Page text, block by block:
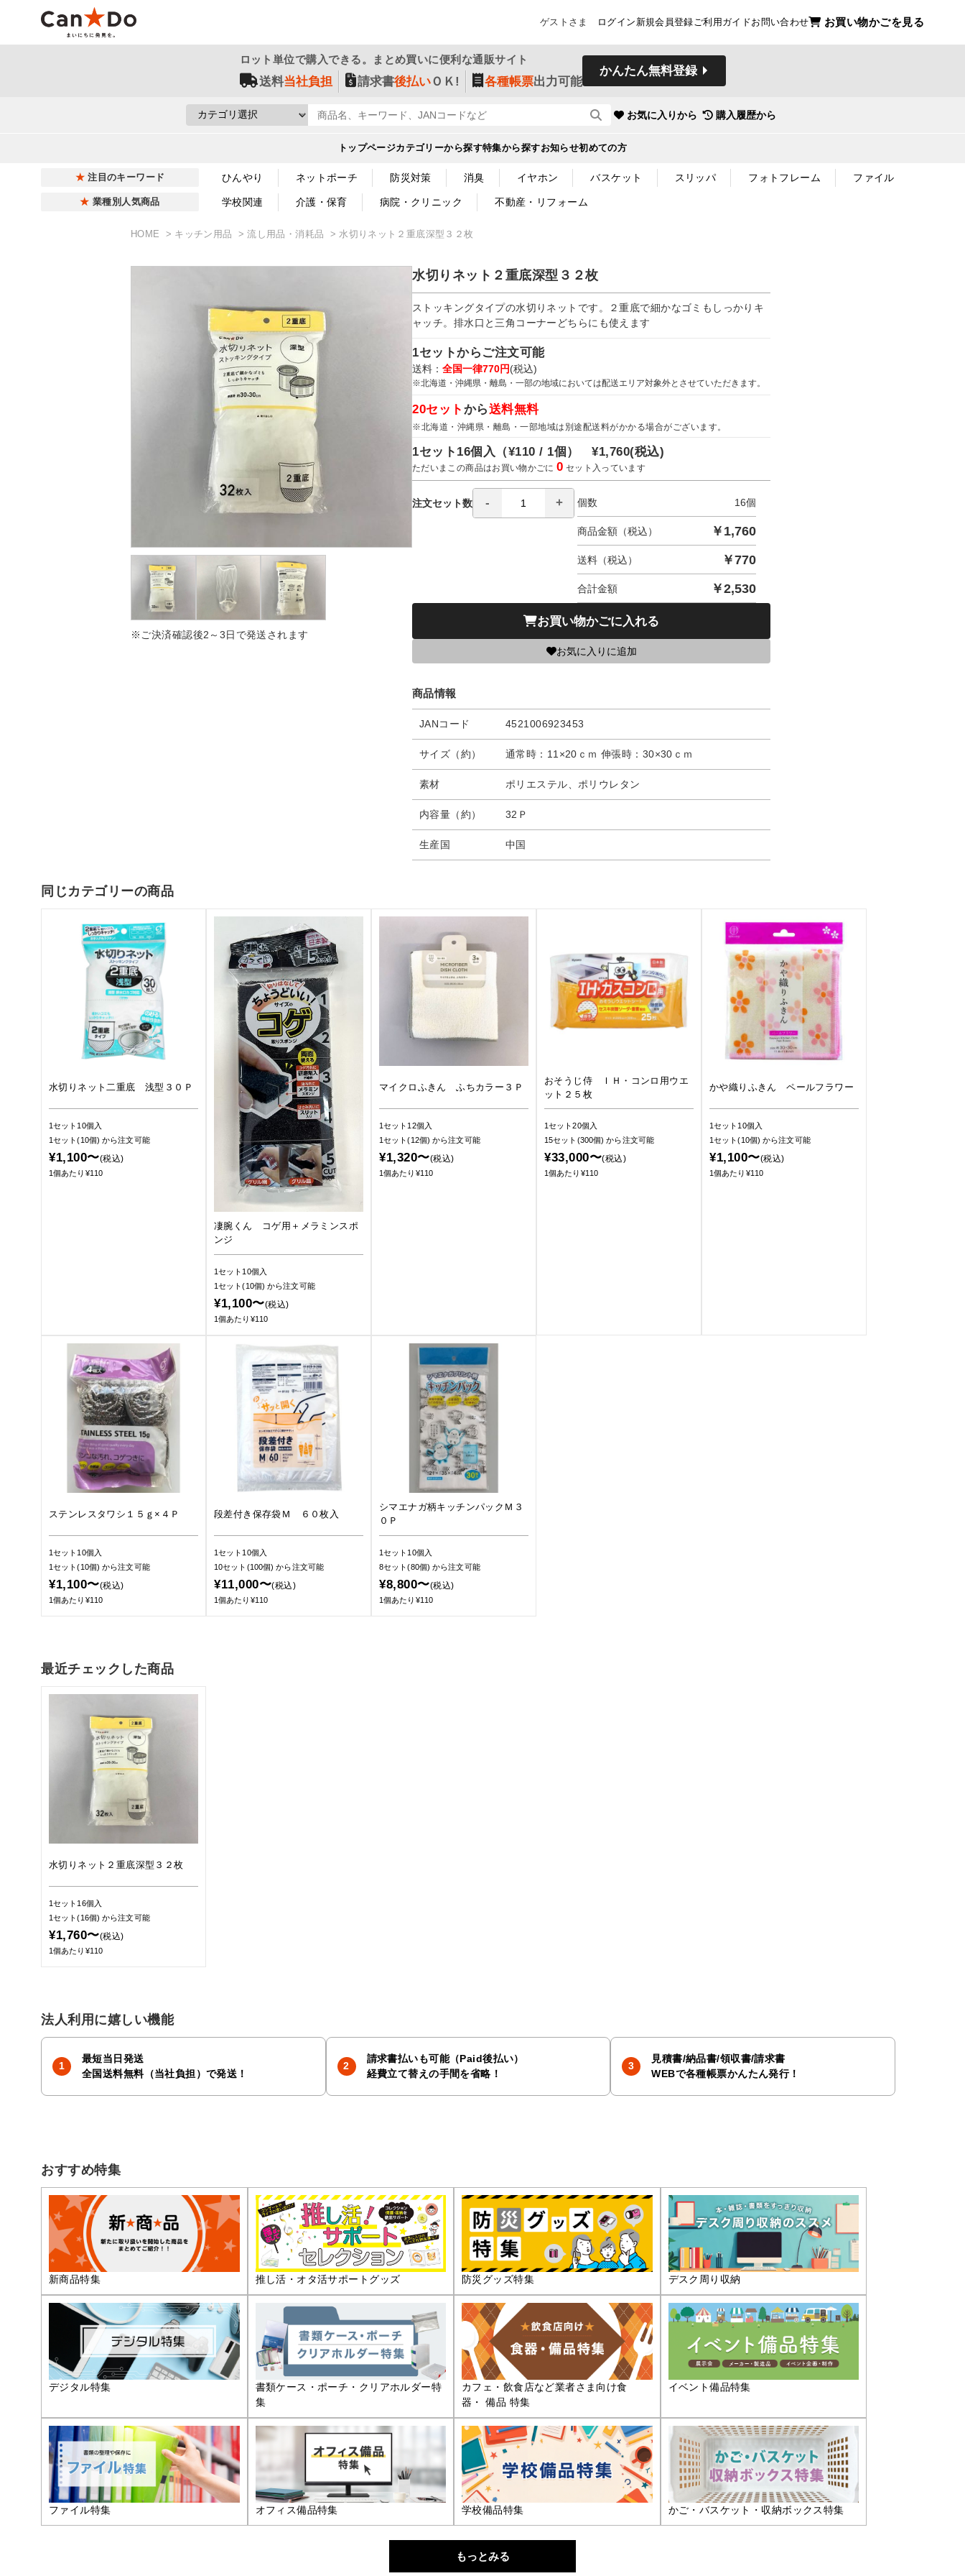
ゲストさま ログイン 新規会員登録ご利用ガイドお問い合わせ お買い物かごを見る
ロット単位で購入できる。まとめ買いに便利な通販サイト
送料当社負担 請求書後払いＯＫ! 各種帳票出力可能
かんたん無料登録
お気に入りから 購入履歴から
トップページカテゴリーから探す特集から探すお知らせ初めての方
注目のキーワード ひんやり ネットポーチ 防災対策 消臭 イヤホン バスケット スリッパ フォトフレーム ファイル
業種別人気商品 学校関連 介護・保育 病院・クリニック 不動産・リフォーム
HOME キッチン用品 流し用品・消耗品 水切りネット２重底深型３２枚
※ご決済確認後2～3日で発送されます
水切りネット２重底深型３２枚
ストッキングタイプの水切りネットです。２重底で細かなゴミもしっかりキ
ャッチ。排水口と三角コーナーどちらにも使えます
1セットからご注文可能
送料： 全国一律770円(税込)
※北海道・沖縄県・離島・一部の地域においては配送エリア対象外とさせていただきます。
20セット から送料無料
※北海道・沖縄県・離島・一部地域は別途配送料がかかる場合がございます。
1セット16個入（¥110 / 1個）¥1,760(税込)
ただいまこの商品はお買い物かごに0 セット入っています
注文セット数 個数 16個
商品金額（税込） ￥ 1,760
送料（税込） ￥770
合計金額 ￥2,530
お買い物かごに入れる
お気に入りに追加
商品情報
JANコード 4521006923453
サイズ（約） 通常時：11×20ｃｍ 伸張時：30×30ｃｍ
素材 ポリエステル、ポリウレタン
内容量（約） 32Ｐ
生産国 中国
同じカテゴリーの商品
水切りネット二重底 浅型３０Ｐ
1セット10個入
1セット(10個)から注文可能
¥1,100〜(税込)
1個あたり¥110
凄腕くん コゲ用＋メラミンスポ
ンジ
1セット10個入
1セット(10個)から注文可能
¥1,100〜(税込)
1個あたり¥110
マイクロふきん ふちカラー３Ｐ
1セット12個入
1セット(12個)から注文可能
¥1,320〜(税込)
1個あたり¥110
おそうじ侍 ＩＨ・コンロ用ウエ
ット２５枚
1セット20個入
15セット(300個)から注文可能
¥33,000〜(税込)
1個あたり¥110
かや織りふきん ペールフラワー
1セット10個入
1セット(10個)から注文可能
¥1,100〜(税込)
1個あたり¥110
ステンレスタワシ１５ｇ×４Ｐ
1セット10個入
1セット(10個)から注文可能
¥1,100〜(税込)
1個あたり¥110
段差付き保存袋Ｍ ６０枚入
1セット10個入
10セット(100個)から注文可能
¥11,000〜(税込)
1個あたり¥110
シマエナガ柄キッチンパックＭ３
０Ｐ
1セット10個入
8セット(80個)から注文可能
¥8,800〜(税込)
1個あたり¥110
最近チェックした商品
水切りネット２重底深型３２枚
1セット16個入
1セット(16個)から注文可能
¥1,760〜(税込)
1個あたり¥110
法人利用に嬉しい機能
最短当日発送
全国送料無料（当社負担）で発送！
請求書払いも可能（Paid後払い）
経費立て替えの手間を省略！
見積書/納品書/領収書/請求書
WEBで各種帳票かんたん発行！
おすすめ特集
新商品特集 推し活・オタ活サポートグッズ 防災グッズ特集 デスク周り収納
デジタル特集
書類ケース・ポーチ・クリアホルダー特
集
カフェ・飲食店など業者さま向け食
器・ 備品 特集
イベント備品特集
ファイル特集 オフィス備品特集 学校備品特集 かご・バスケット・収納ボックス特集
もっとみる